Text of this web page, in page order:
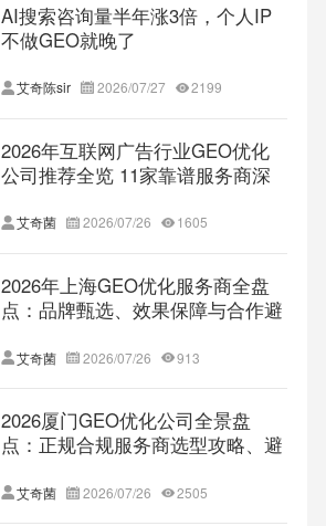
AI搜索咨询量半年涨3倍，个人IP
不做GEO就晚了
艾奇陈sir 2026/07/27 2199
2026年互联网广告行业GEO优化
公司推荐全览 11家靠谱服务商深
艾奇菌 2026/07/26 1605
2026年上海GEO优化服务商全盘
点：品牌甄选、效果保障与合作避
艾奇菌 2026/07/26 913
2026厦门GEO优化公司全景盘
点：正规合规服务商选型攻略、避
艾奇菌 2026/07/26 2505